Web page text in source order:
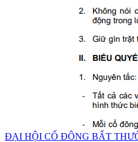
ĐẠI HỘI CỔ ĐÔNG BẤT